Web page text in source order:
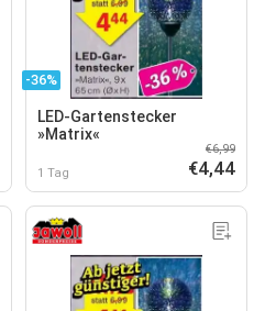
-36%
LED-Gartenstecker
»Matrix«
1 Tag
€6,99
€4,44